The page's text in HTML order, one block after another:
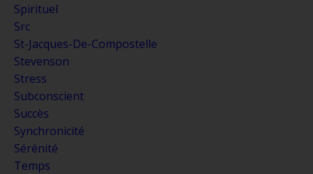
Spirituel
Src
St-Jacques-De-Compostelle
Stevenson
Stress
Subconscient
Succès
Synchronicité
Sérénité
Temps